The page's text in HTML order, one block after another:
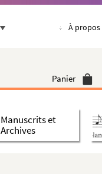
À propos
Panier
Manuscrits et
Archives